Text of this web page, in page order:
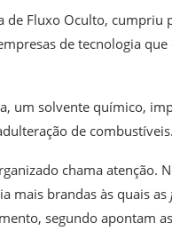
de Fluxo Oculto, cumpriu
de tecnologia
um solvente químico,
de combustíveis.
chama atenção.
mais brandas às quais as
segundo apontam